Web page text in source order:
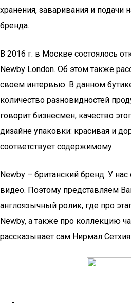
хранения, заваривания и подачи
бренда.
В 2016 г. в Москве состоялось
Newby London. Об этом также
своем интервью. В данном
количество разновидностей
говорит бизнесмен, качество
дизайне упаковки: красивая и
соответствует содержимому.
Newby – британский бренд. У
видео. Поэтому представляем
англоязычный ролик, где про
Newby, а также про коллекцию
рассказывает сам Нирмал Сетхия: